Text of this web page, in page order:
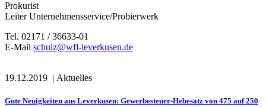
Prokurist
Leiter Unternehmensservice/Probierwerk
Tel. 02171 / 36633-01
E-Mail schulz@wfl-leverkusen.de
19.12.2019 | Aktuelles
Gute Neuigkeiten aus Leverkusen: Gewerbesteuer-Hebesatz von 475 auf 250